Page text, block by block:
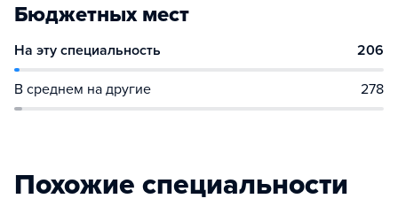
Бюджетных мест
На эту специальность 206
В среднем на другие 278
Похожие специальности